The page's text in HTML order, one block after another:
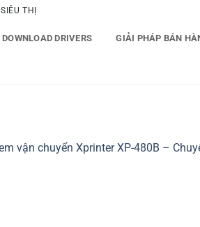
THỊ
DOWNLOAD DRIVERS GIẢI PHÁP BÁN
vận chuyển Xprinter XP-480B –